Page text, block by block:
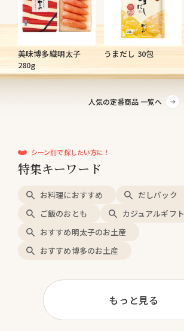
美味博多織明太子
280g
うまだし 30包
人気の定番商品 一覧へ
シーン別で探したい方に！
特集キーワード
お料理におすすめ だしパック
ご飯のおとも
カジュアルギフト
おすすめ明太子のお土産
おすすめ博多のお土産
もっと見る